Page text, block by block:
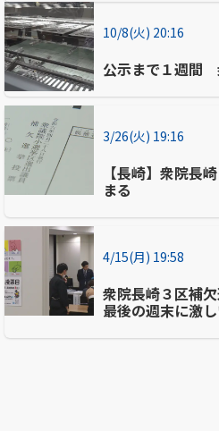
10/8(火) 20:16
公示まで１週間
3/26(火) 19:16
【長崎】衆院長
まる
4/15(月) 19:58
衆院長崎３区補
最後の週末に激